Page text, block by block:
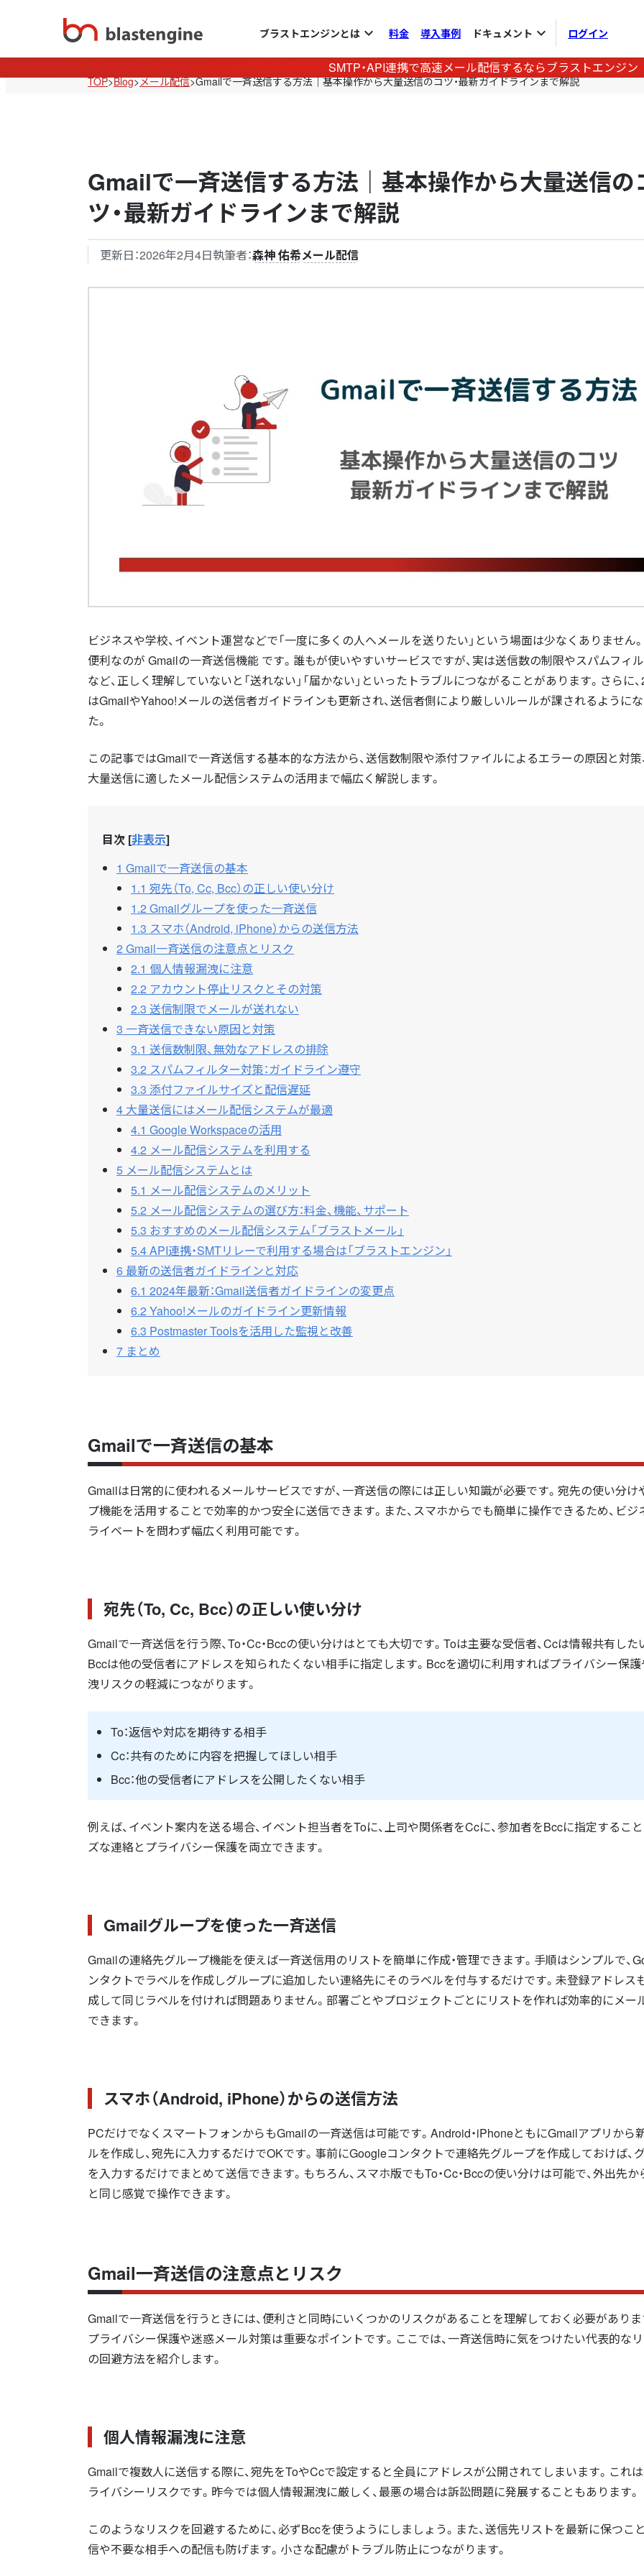
ブラストエンジンとは expand_more 料金 導入事例 ドキュメント expand_more ログイン
SMTP・API連携で高速メール配信するならブラストエンジン
TOP>Blog>メール配信>Gmailで一斉送信する方法｜基本操作から大量送信のコツ・最新ガイドラインまで解説
Gmailで一斉送信する方法｜基本操作から大量送信の
ツ・最新ガイドラインまで解説
更新日：2026年2月4日執筆者：森神 佑希メール配信
ビジネスや学校、イベント運営などで「一度に多くの人へメールを送りたい」という場面は少なくありません
便利なのが Gmailの一斉送信機能 です。誰もが使いやすいサービスですが、実は送信数の制限やスパムフィ
など、正しく理解していないと「送れない」「届かない」といったトラブルにつながることがあります。さらに
はGmailやYahoo!メールの送信者ガイドラインも更新され、送信者側により厳しいルールが課されるように
た。
この記事ではGmailで一斉送信する基本的な方法から、送信数制限や添付ファイルによるエラーの原因と対策
大量送信に適したメール配信システムの活用まで幅広く解説します。
目次 [非表示]
1 Gmailで一斉送信の基本
1.1 宛先（To, Cc, Bcc）の正しい使い分け
1.2 Gmailグループを使った一斉送信
1.3 スマホ（Android, iPhone）からの送信方法
2 Gmail一斉送信の注意点とリスク
2.1 個人情報漏洩に注意
2.2 アカウント停止リスクとその対策
2.3 送信制限でメールが送れない
3 一斉送信できない原因と対策
3.1 送信数制限、無効なアドレスの排除
3.2 スパムフィルター対策：ガイドライン遵守
3.3 添付ファイルサイズと配信遅延
4 大量送信にはメール配信システムが最適
4.1 Google Workspaceの活用
4.2 メール配信システムを利用する
5 メール配信システムとは
5.1 メール配信システムのメリット
5.2 メール配信システムの選び方：料金、機能、サポート
5.3 おすすめのメール配信システム「ブラストメール」
5.4API連携・SMTリレーで利用する場合は「ブラストエンジン」
6 最新の送信者ガイドラインと対応
6.1 2024年最新：Gmail送信者ガイドラインの変更点
6.2 Yahoo!メールのガイドライン更新情報
6.3 Postmaster Toolsを活用した監視と改善
7 まとめ
Gmailで一斉送信の基本
Gmailは日常的に使われるメールサービスですが、一斉送信の際には正しい知識が必要です。宛先の使い分け
プ機能を活用することで効率的かつ安全に送信できます。また、スマホからでも簡単に操作できるため、ビジ
ライベートを問わず幅広く利用可能です。
宛先（To, Cc, Bcc）の正しい使い分け
Gmailで一斉送信を行う際、To・Cc・Bccの使い分けはとても大切です。Toは主要な受信者、Ccは情報共有した
Bccは他の受信者にアドレスを知られたくない相手に指定します。Bccを適切に利用すればプライバシー保
洩リスクの軽減につながります。
To：返信や対応を期待する相手
Cc：共有のために内容を把握してほしい相手
Bcc：他の受信者にアドレスを公開したくない相手
例えば、イベント案内を送る場合、イベント担当者をToに、上司や関係者をCcに、参加者をBccに指定するこ
ズな連絡とプライバシー保護を両立できます。
Gmailグループを使った一斉送信
Gmailの連絡先グループ機能を使えば一斉送信用のリストを簡単に作成・管理できます。手順はシンプルで、
ンタクトでラベルを作成しグループに追加したい連絡先にそのラベルを付与するだけです。未登録アドレス
成して同じラベルを付ければ問題ありません。部署ごとやプロジェクトごとにリストを作れば効率的にメー
できます。
スマホ（Android, iPhone）からの送信方法
PCだけでなくスマートフォンからもGmailの一斉送信は可能です。Android・iPhoneともにGmailアプリから
ルを作成し、宛先に入力するだけでOKです。事前にGoogleコンタクトで連絡先グループを作成しておけば、
を入力するだけでまとめて送信できます。もちろん、スマホ版でもTo・Cc・Bccの使い分けは可能で、外出先
と同じ感覚で操作できます。
Gmail一斉送信の注意点とリスク
Gmailで一斉送信を行うときには、便利さと同時にいくつかのリスクがあることを理解しておく必要がありま
プライバシー保護や迷惑メール対策は重要なポイントです。ここでは、一斉送信時に気をつけたい代表的な
の回避方法を紹介します。
個人情報漏洩に注意
Gmailで複数人に送信する際に、宛先をToやCcで設定すると全員にアドレスが公開されてしまいます。これ
ライバシーリスクです。昨今では個人情報漏洩に厳しく、最悪の場合は訴訟問題に発展することもあります。
このようなリスクを回避するために、必ずBccを使うようにしましょう。また、送信先リストを最新に保つこ
信や不要な相手への配信も防げます。小さな配慮がトラブル防止につながります。